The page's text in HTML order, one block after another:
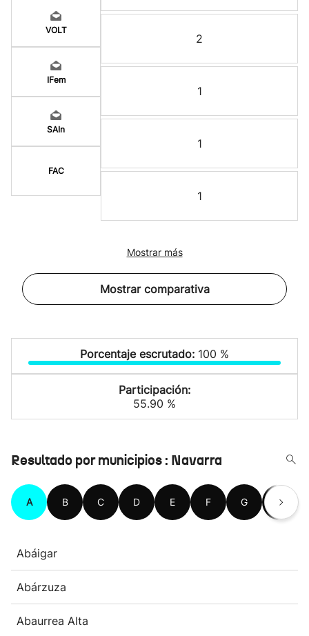
VOLT
IFem
SAIn
FAC
2
1
1
1
Mostrar más
Mostrar comparativa
Porcentaje escrutado: 100 %
Participación:
55.90 %
Resultado por municipios : Navarra
A B C D E F G H
Abáigar
Abárzuza
Abaurrea Alta